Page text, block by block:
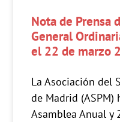
Nota de Prensa
General
el 22 de marzo
La Asociación del
de Madrid (ASPM)
Asamblea Anual y